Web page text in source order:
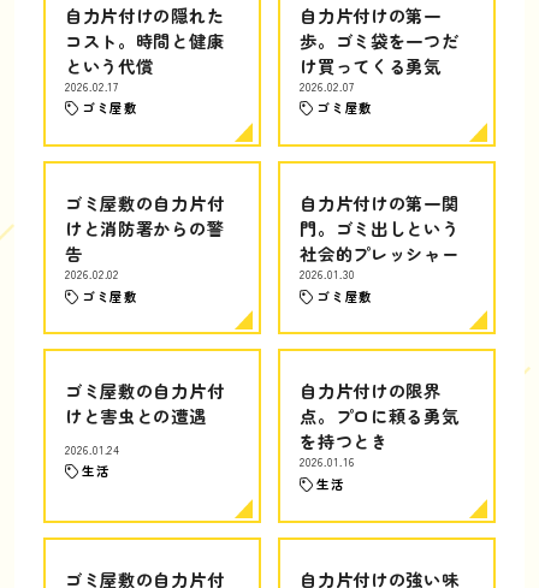
自力片付けの隠れた
コスト。時間と健康
という代償
2026.02.17
ゴミ屋敷
自力片付けの第一
歩。ゴミ袋を一つだ
け買ってくる勇気
2026.02.07
ゴミ屋敷
ゴミ屋敷の自力片付
けと消防署からの警
告
2026.02.02
ゴミ屋敷
自力片付けの第一関
門。ゴミ出しという
社会的プレッシャー
2026.01.30
ゴミ屋敷
ゴミ屋敷の自力片付
けと害虫との遭遇
2026.01.24
生活
自力片付けの限界
点。プロに頼る勇気
を持つとき
2026.01.16
生活
ゴミ屋敷の自力片付
自力片付けの強い味